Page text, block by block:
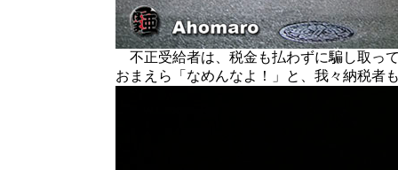
不正受給者は、税金も払わずに騙し取っ
おまえら「なめんなよ！」と、我々納税者